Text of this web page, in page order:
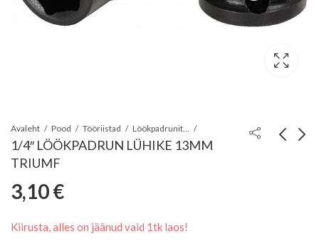
Avaleht Pood Tööriistad
1/4″ LÖÖKPADRUN LÜHIKE 13MM
TRIUMF
3,10€
Kiirusta, alles on jäänud vaid 1tk laos!